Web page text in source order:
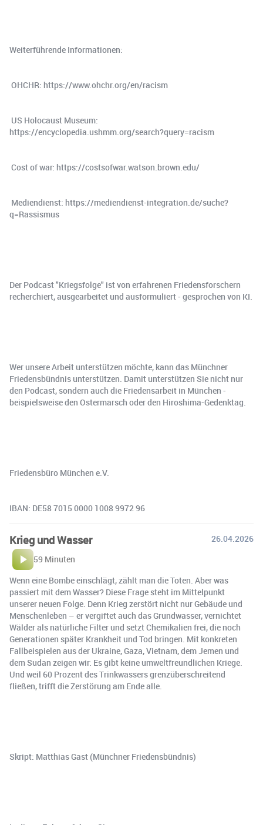
Weiterführende Informationen:
️ OHCHR: https://www.ohchr.org/en/racism
️ US Holocaust Museum:
https://encyclopedia.ushmm.org/search?query=racism
️ Cost of war: https://costsofwar.watson.brown.edu/
️ Mediendienst: https://mediendienst-integration.de/suche?
q=Rassismus
Der Podcast "Kriegsfolge" ist von erfahrenen Friedensforschern
recherchiert, ausgearbeitet und ausformuliert - gesprochen von KI.
Wer unsere Arbeit unterstützen möchte, kann das Münchner
Friedensbündnis unterstützen. Damit unterstützen Sie nicht nur
den Podcast, sondern auch die Friedensarbeit in München -
beispielsweise den Ostermarsch oder den Hiroshima-Gedenktag.
Friedensbüro München e.V.
IBAN: DE58 7015 0000 1008 9972 96
Krieg und Wasser
26.04.2026
59 Minuten
Wenn eine Bombe einschlägt, zählt man die Toten. Aber was
passiert mit dem Wasser? Diese Frage steht im Mittelpunkt
unserer neuen Folge. Denn Krieg zerstört nicht nur Gebäude und
Menschenleben – er vergiftet auch das Grundwasser, vernichtet
Wälder als natürliche Filter und setzt Chemikalien frei, die noch
Generationen später Krankheit und Tod bringen. Mit konkreten
Fallbeispielen aus der Ukraine, Gaza, Vietnam, dem Jemen und
dem Sudan zeigen wir: Es gibt keine umweltfreundlichen Kriege.
Und weil 60 Prozent des Trinkwassers grenzüberschreitend
fließen, trifft die Zerstörung am Ende alle.
Skript: Matthias Gast (Münchner Friedensbündnis)